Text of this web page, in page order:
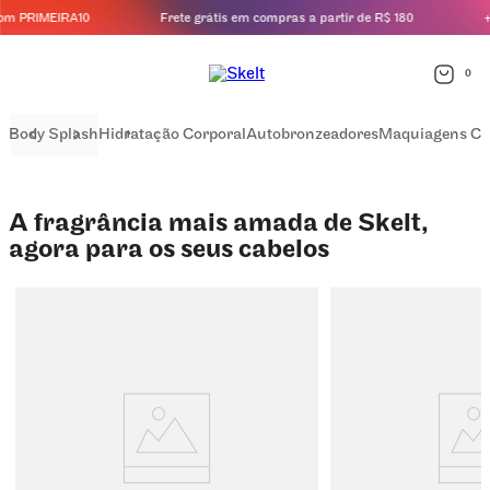
Frete grátis em compras a partir de R$ 180
0
Body SplashHidratação CorporalAutobronzeadoresMaquiagens
1 / 4
A fragrância mais amada de Skelt,
agora para os seus cabelos